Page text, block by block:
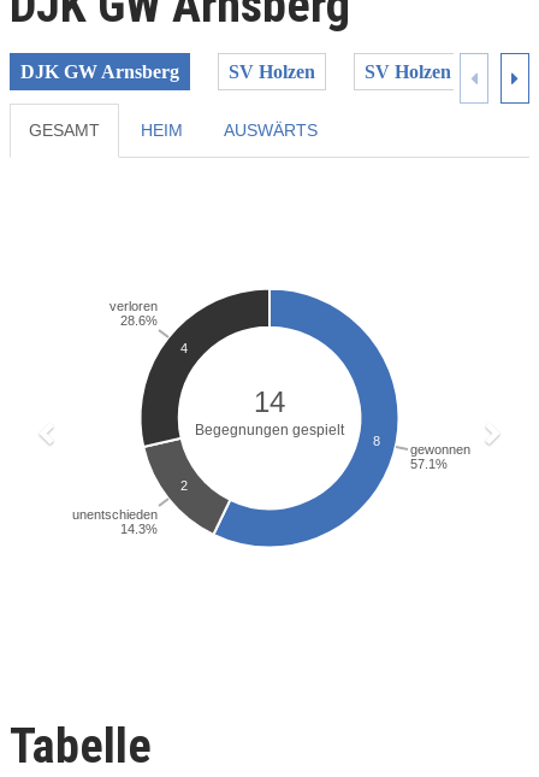
DJK GW Arnsberg SV Holzen SV Holzen II
GESAMT HEIM AUSWÄRTS
Tabelle